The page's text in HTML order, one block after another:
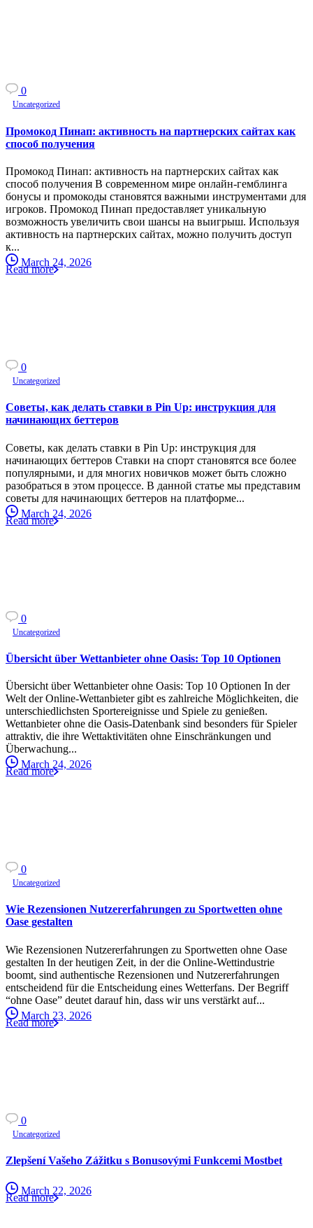
0
Uncategorized
Промокод Пинап: активность на партнерских сайтах как
способ получения
Промокод Пинап: активность на партнерских сайтах как
способ получения В современном мире онлайн-гемблинга
бонусы и промокоды становятся важными инструментами для
игроков. Промокод Пинап предоставляет уникальную
возможность увеличить свои шансы на выигрыш. Используя
активность на партнерских сайтах, можно получить доступ
к...
March 24, 2026
Read more
0
Uncategorized
Советы, как делать ставки в Pin Up: инструкция для
начинающих беттеров
Советы, как делать ставки в Pin Up: инструкция для
начинающих беттеров Ставки на спорт становятся все более
популярными, и для многих новичков может быть сложно
разобраться в этом процессе. В данной статье мы представим
советы для начинающих беттеров на платформе...
March 24, 2026
Read more
0
Uncategorized
Übersicht über Wettanbieter ohne Oasis: Top 10 Optionen
Übersicht über Wettanbieter ohne Oasis: Top 10 Optionen In der
Welt der Online-Wettanbieter gibt es zahlreiche Möglichkeiten, die
unterschiedlichsten Sportereignisse und Spiele zu genießen.
Wettanbieter ohne die Oasis-Datenbank sind besonders für Spieler
attraktiv, die ihre Wettaktivitäten ohne Einschränkungen und
Überwachung...
March 24, 2026
Read more
0
Uncategorized
Wie Rezensionen Nutzererfahrungen zu Sportwetten ohne
Oase gestalten
Wie Rezensionen Nutzererfahrungen zu Sportwetten ohne Oase
gestalten In der heutigen Zeit, in der die Online-Wettindustrie
boomt, sind authentische Rezensionen und Nutzererfahrungen
entscheidend für die Entscheidung eines Wetterfans. Der Begriff
“ohne Oase” deutet darauf hin, dass wir uns verstärkt auf...
March 23, 2026
Read more
0
Uncategorized
Zlepšení Vašeho Zážitku s Bonusovými Funkcemi Mostbet
March 22, 2026
Read more